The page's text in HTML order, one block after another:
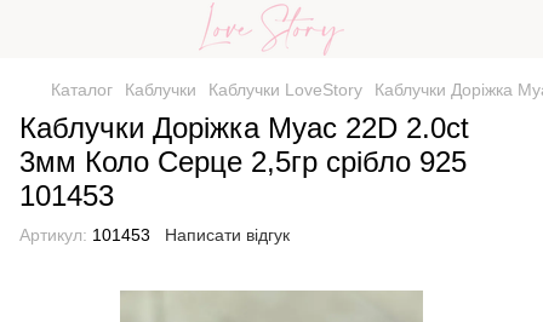
Каталог Каблучки Каблучки LoveStory Каблучки Доріжка
Каблучки Доріжка Муас 22D 2.0ct
3мм Коло Серце 2,5гр срібло 925
101453
Артикул: 101453 Написати відгук